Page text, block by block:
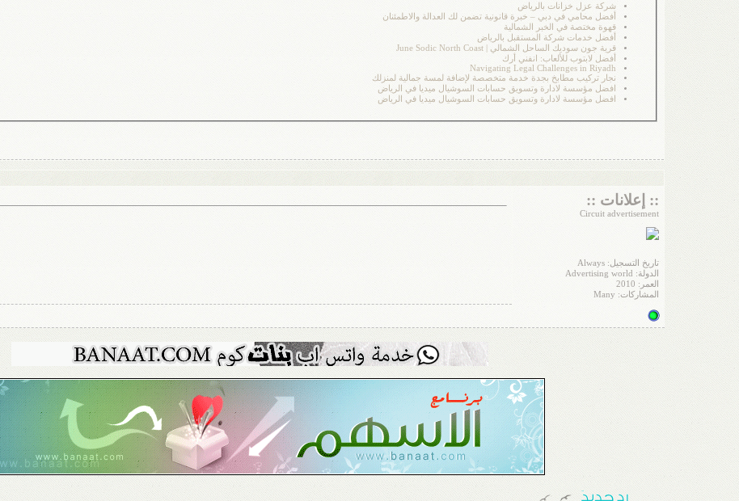
شركة عزل خزانات بالرياض
أفضل محامي في دبي – خبرة قانونية تضمن لك العدالة والاطمئنان
قهوة مختصة في الخبر الشمالية
أفضل خدمات شركة المستقبل بالرياض
قرية جون سوديك الساحل الشمالي | June Sodic North Coast
أفضل لابتوب للألعاب: انفني أرك
Navigating Legal Challenges in Riyadh
نجار تركيب مطابخ بجدة خدمة متخصصة لإضافة لمسة جمالية لمنزلك
افضل مؤسسة لادارة وتسويق حسابات السوشيال ميديا في الرياض
افضل مؤسسة لادارة وتسويق حسابات السوشيال ميديا في الرياض
:: إعلانات ::
Circuit advertisement
تاريخ التسجيل: Always
الدولة: Advertising world
العمر: 2010
المشاركات: Many